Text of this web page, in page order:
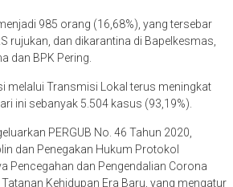
985 orang (16,68%), yang tersebar
rujukan, dan dikarantina di Bapelkesmas,
dan BPK Pering.
melalui Transmisi Lokal terus meningkat
ini sebanyak 5.504 kasus (93,19%).
PERGUB No. 46 Tahun 2020,
dan Penegakan Hukum Protokol
Pencegahan dan Pengendalian Corona
Kehidupan Era Baru, yang mengatur